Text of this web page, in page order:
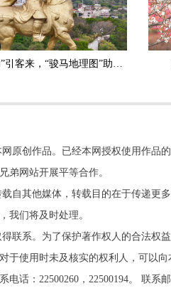
“马上成功”引客来，“骏马地理图”助您——刺桐寻马
原创作品。已经本网授权使用作品
弟网站开展平等合作。
自其他媒体，转载目的在于传递更
我们将及时处理。
联系。为了保护著作权人的合法权
于使用时未及核实的权利人，可以
话：22500260，22500194。 联系邮